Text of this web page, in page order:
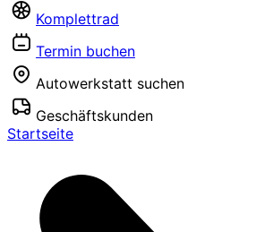
Komplettrad
Termin buchen
Autowerkstatt suchen
Geschäftskunden
Startseite